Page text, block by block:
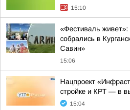
15:10
«Фестиваль живет»:
собрались в
Савин»
15:06
Нацпроект
стройке и КРТ — в
15:04